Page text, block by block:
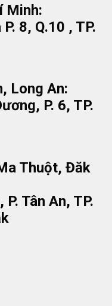
Minh:
8, Q.10 , TP.
Long An:
P. 6, TP.
Thuột, Đăk
Tân An, TP.